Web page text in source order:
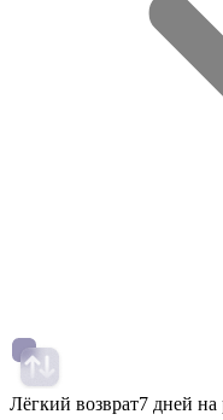
Лёгкий возврат7 дней